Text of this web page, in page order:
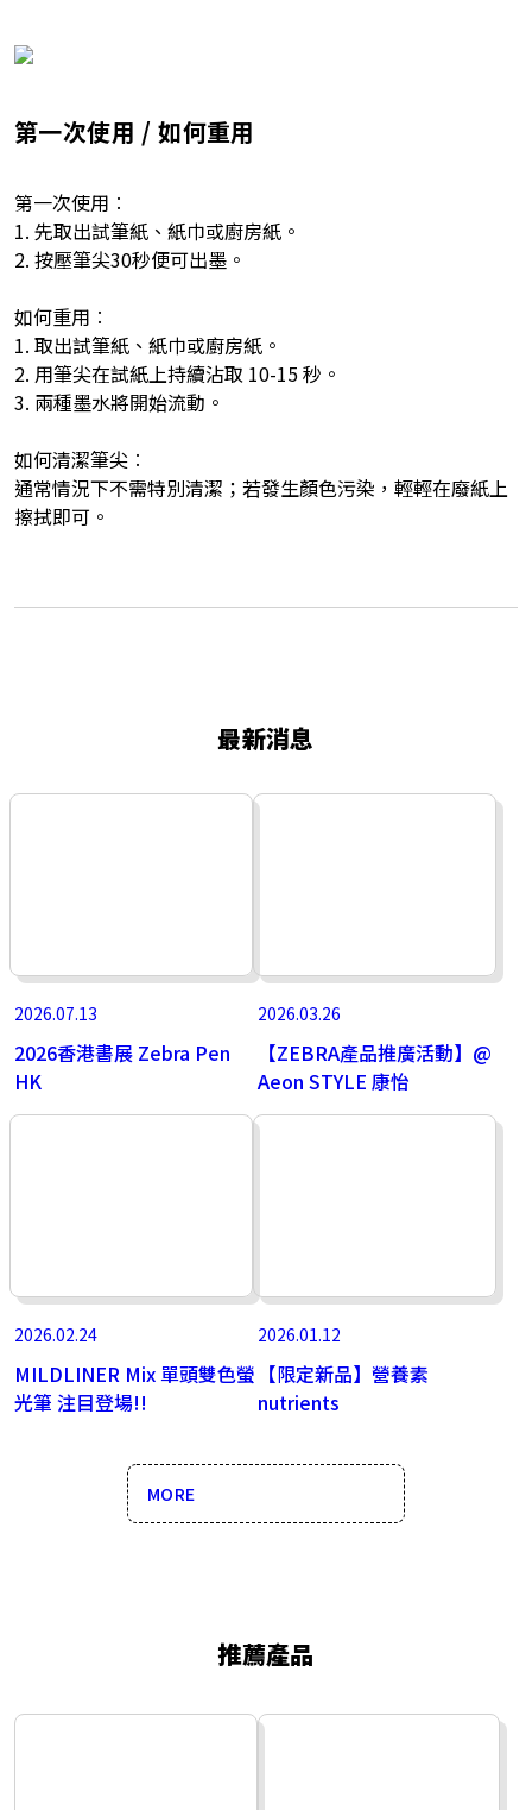
第一次使用 / 如何重用
第一次使用︰
1. 先取出試筆紙、紙巾或廚房紙。
2. 按壓筆尖30秒便可出墨。
如何重用︰
1. 取出試筆紙、紙巾或廚房紙。
2. 用筆尖在試紙上持續沾取 10-15 秒。
3. 兩種墨水將開始流動。
如何清潔筆尖︰
通常情況下不需特別清潔；若發生顏色污染，輕輕在廢紙上
擦拭即可。
最新消息
2026.07.13
2026香港書展 Zebra Pen
HK
2026.03.26
【ZEBRA產品推廣活動】@
Aeon STYLE 康怡
2026.02.24
MILDLINER Mix 單頭雙色螢
光筆 注目登場!!
2026.01.12
【限定新品】營養素
nutrients
MORE
推薦產品